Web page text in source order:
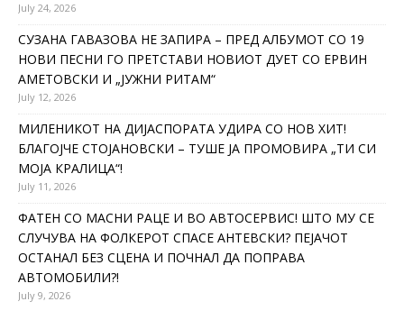
July 24, 2026
СУЗАНА ГАВАЗОВА НЕ ЗАПИРА – ПРЕД АЛБУМОТ СО 19
НОВИ ПЕСНИ ГО ПРЕТСТАВИ НОВИОТ ДУЕТ СО ЕРВИН
АМЕТОВСКИ И „ЈУЖНИ РИТАМ“
July 12, 2026
МИЛЕНИКОТ НА ДИЈАСПОРАТА УДИРА СО НОВ ХИТ!
БЛАГОЈЧЕ СТОЈАНОВСКИ – ТУШЕ ЈА ПРОМОВИРА „ТИ СИ
МОЈА КРАЛИЦА“!
July 11, 2026
ФАТЕН СО МАСНИ РАЦЕ И ВО АВТОСЕРВИС! ШТО МУ СЕ
СЛУЧУВА НА ФОЛКЕРОТ СПАСЕ АНТЕВСКИ? ПЕЈАЧОТ
ОСТАНАЛ БЕЗ СЦЕНА И ПОЧНАЛ ДА ПОПРАВА
АВТОМОБИЛИ?!
July 9, 2026